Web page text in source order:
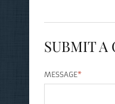
SUBMIT A
MESSAGE*